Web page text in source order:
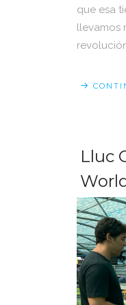
que esa
llevamos
Lluc